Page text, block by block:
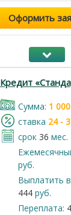
Оформить
Кредит
Cумма: 1
cтавка 24 -
срок 36 мес.
руб.
Выплатить
444руб.
Переплата: